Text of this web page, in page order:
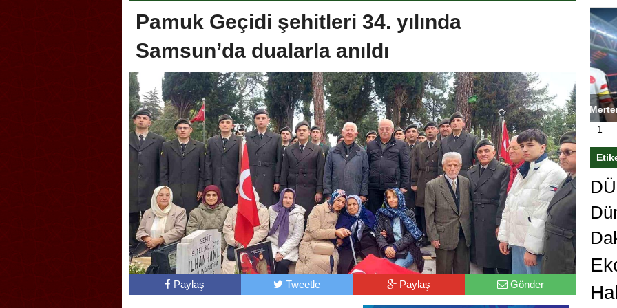
Pamuk Geçidi şehitleri 34. yılında
Samsun’da dualarla anıldı
Paylaş Tweetle Paylaş Gönder
Geleneksel Türk Okçuluğu
ev sahipliği yapıyor
Askerlik şakası Dünya Kupası’nı
karıştırdı! Güney Kore’den sert karar
Antrenörlüğe ”Hayır” diyen Mertens,
Galatasaray’dan bakın ne istedi
1